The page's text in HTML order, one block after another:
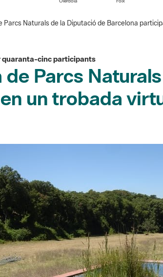
Parcs
un trobada